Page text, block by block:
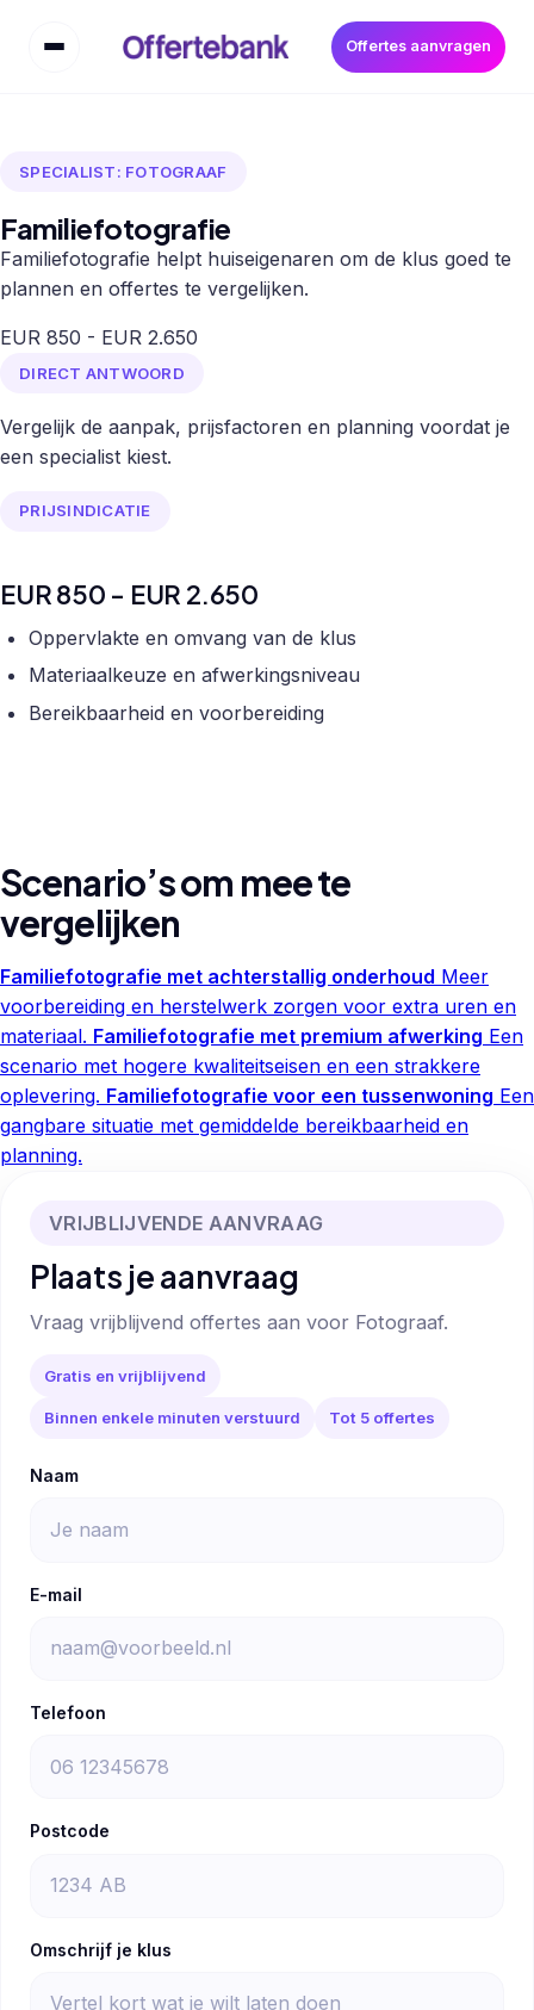
Offertes aanvragen
SPECIALIST: FOTOGRAAF
Familiefotografie
Familiefotografie helpt huiseigenaren om de klus goed te
plannen en offertes te vergelijken.
EUR 850 - EUR 2.650
DIRECT ANTWOORD
Vergelijk de aanpak, prijsfactoren en planning voordat je
een specialist kiest.
PRIJSINDICATIE
EUR 850 - EUR 2.650
Oppervlakte en omvang van de klus
Materiaalkeuze en afwerkingsniveau
Bereikbaarheid en voorbereiding
Scenario’s om mee te
vergelijken
Familiefotografie met achterstallig onderhoud Meer
voorbereiding en herstelwerk zorgen voor extra uren en
materiaal. Familiefotografie met premium afwerking Een
scenario met hogere kwaliteitseisen en een strakkere
oplevering. Familiefotografie voor een tussenwoning Een
gangbare situatie met gemiddelde bereikbaarheid en
planning.
VRIJBLIJVENDE AANVRAAG
Plaats je aanvraag
Vraag vrijblijvend offertes aan voor Fotograaf.
Gratis en vrijblijvend
Binnen enkele minuten verstuurd Tot 5 offertes
Naam
E-mail
Telefoon
Postcode
Omschrijf je klus